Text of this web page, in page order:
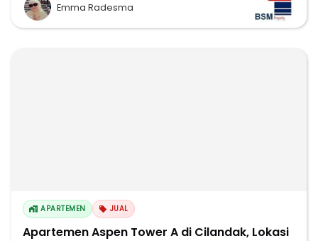
Emma Radesma
APARTEMEN JUAL
Apartemen Aspen Tower A di Cilandak, Lokasi